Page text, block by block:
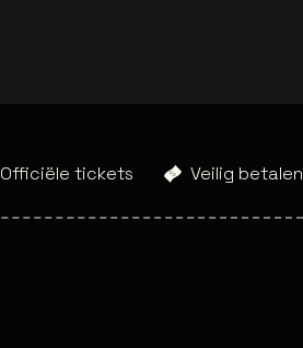
Officiële tickets Veilig betalen